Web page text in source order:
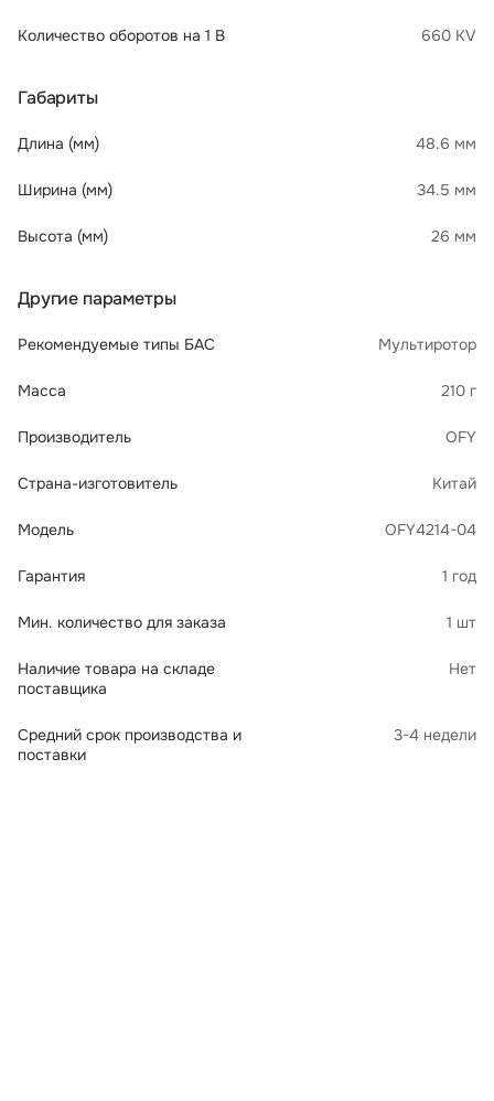
Количество оборотов на 1 В 660 KV
Габариты
Длина (мм) 48.6 мм
Ширина (мм) 34.5 мм
Высота (мм) 26 мм
Другие параметры
Рекомендуемые типы БАС Мультиротор
Масса 210 г
Производитель OFY
Страна-изготовитель Китай
Модель OFY4214-04
Гарантия 1 год
Мин. количество для заказа 1 шт
Наличие товара на складе
поставщика
Нет
Средний срок производства и
поставки
3-4 недели